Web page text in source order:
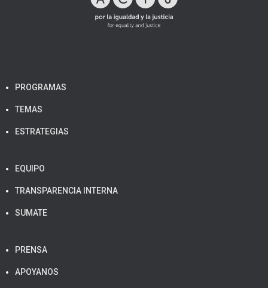
PROGRAMAS
TEMAS
ESTRATEGIAS
EQUIPO
TRANSPARENCIA INTERNA
SUMATE
PRENSA
APOYANOS